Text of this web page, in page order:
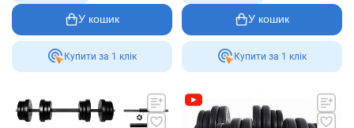
У кошик
Купити за 1 клiк
У кошик
Купити за 1 клiк